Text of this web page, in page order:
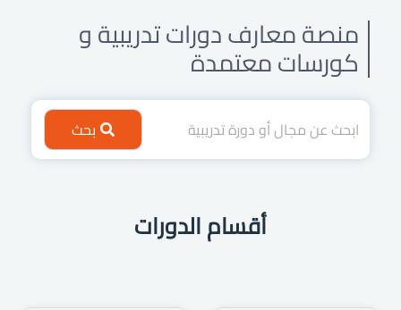
منصة معارف دورات تدريبية و
كورسات معتمدة
بحث
أقسام الدورات